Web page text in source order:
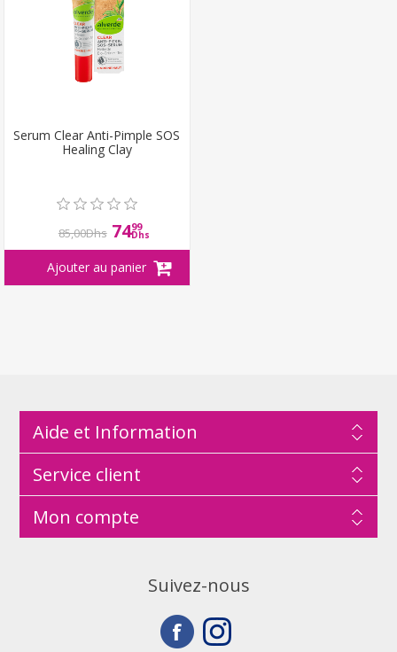
Serum Clear Anti-Pimple SOS
Healing Clay
85,00Dhs 7499
Dhs
Aide et Information
Service client
Mon compte
Suivez-nous